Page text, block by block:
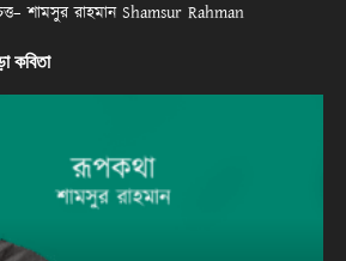
শামসুর রাহমান Shamsur Rahman